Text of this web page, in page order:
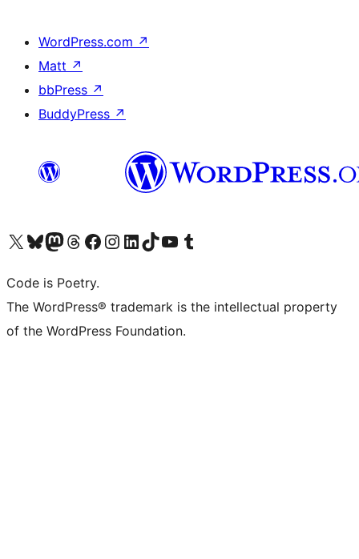
WordPress.com ↗
Matt ↗
bbPress ↗
BuddyPress ↗
ຢ້ຽມຊົມບັນຊີ X (ຊື່ເກົ່າ Twitter) ຂອງພວກເຮົາຢ້ຽມຊົມບັນຊີ Bluesky ຂອງພວກເຮົາຢ້ຽມຊົມບັນຊີ Mastodon ຂອງພວກເຮົາຢ້ຽມຊົມບັນຊີ Threads ຂອງພວກເຮົາຢ້ຽມຊົມໜ້າ Facebook ຂອງພວກເຮົາຢ້ຽມຊົມບັນຊີ Instagram ຂອງພວກເຮົາຢ້ຽມຊົມບັນຊີ LinkedIn ຂອງພວກເຮົາຢ້ຽມຊົມບັນຊີ TikTok ຂອງພວກເຮົາຢ້ຽມຊົມຊ່ອງ YouTube ຂອງພວກເຮົາຢ້ຽມຊົມບັນຊີ Tumblr ຂອງພວກເຮົາ
Code is Poetry.
The WordPress® trademark is the intellectual property
of the WordPress Foundation.